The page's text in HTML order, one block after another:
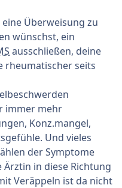
Überweisung zu
wünschst, ein
ausschließen, deine
rheumatischer seits
immer mehr
Konz.mangel,
Und vieles
der Symptome
in diese Richtung
Veräppeln ist da nicht